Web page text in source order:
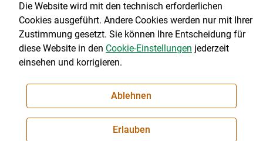
Impressum|Kontakt|Datenschutzerklärung|Barrierefreiheit|
Cookie-Einstellungen
NEWSLETTER
Die Website wird mit den technisch erforderlichen
Cookies ausgeführt. Andere Cookies werden nur mit Ihrer
Zustimmung gesetzt. Sie können Ihre Entscheidung für
diese Website in den Cookie-Einstellungen jederzeit
einsehen und korrigieren.
Ablehnen
Erlauben